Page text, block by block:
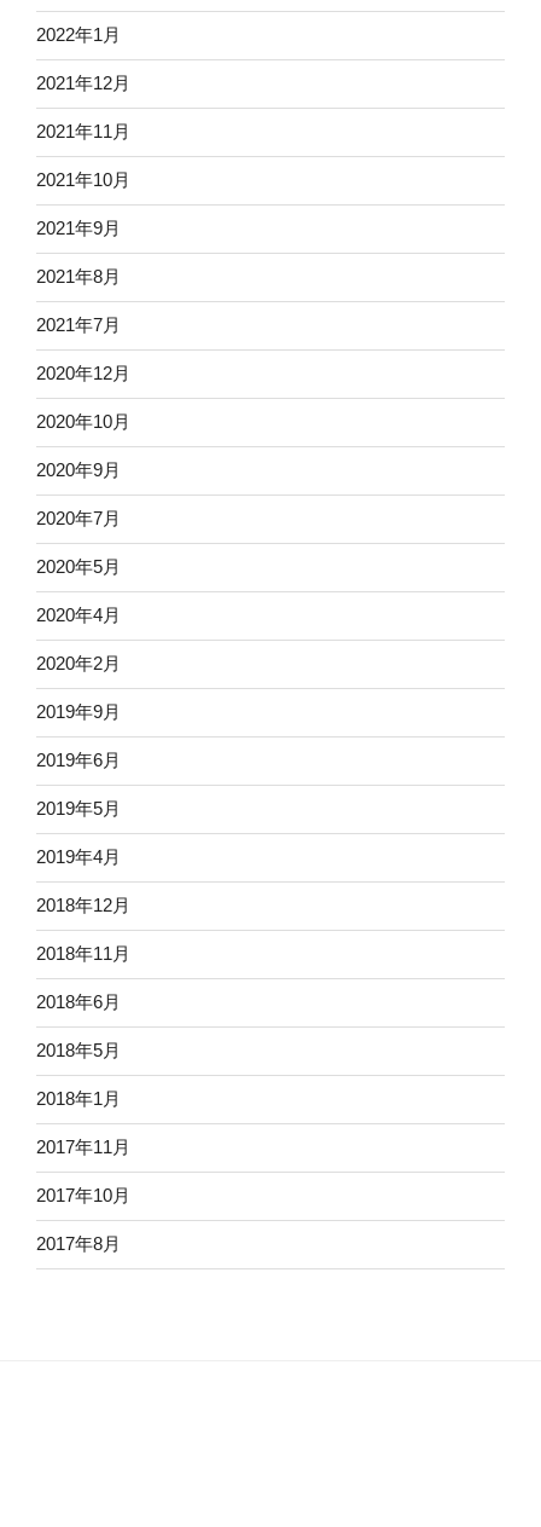
2022年1月
2021年12月
2021年11月
2021年10月
2021年9月
2021年8月
2021年7月
2020年12月
2020年10月
2020年9月
2020年7月
2020年5月
2020年4月
2020年2月
2019年9月
2019年6月
2019年5月
2019年4月
2018年12月
2018年11月
2018年6月
2018年5月
2018年1月
2017年11月
2017年10月
2017年8月